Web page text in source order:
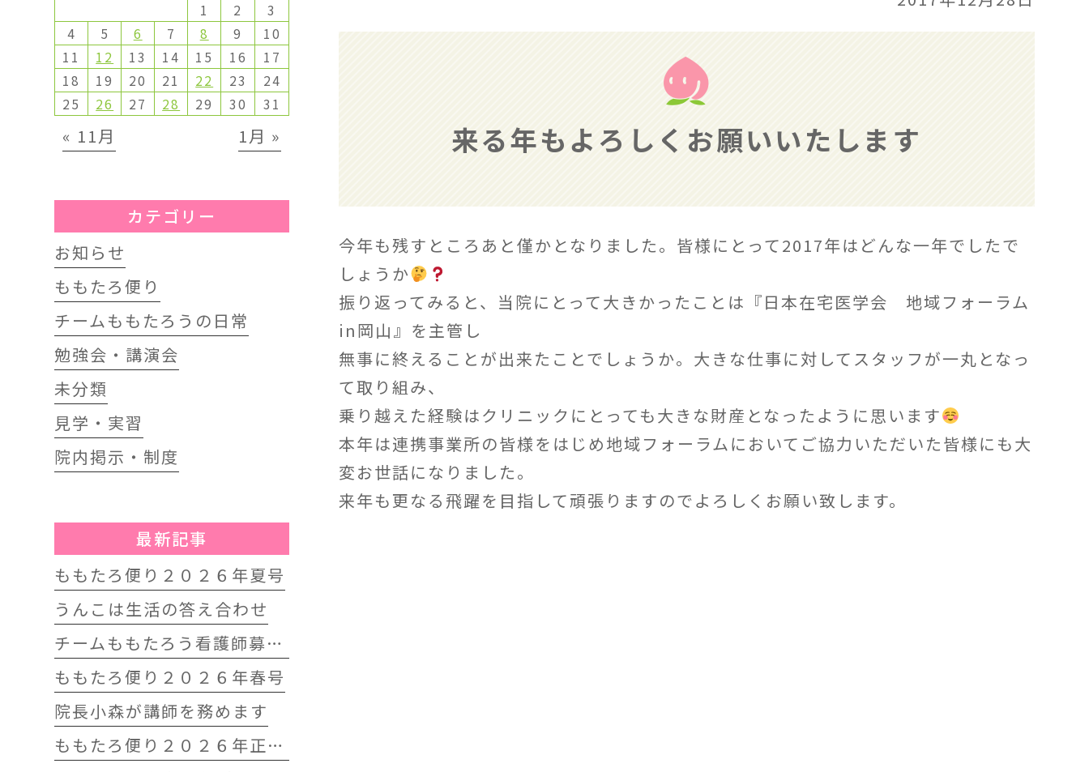
来る年もよろしくお願いいたします
今年も残すところあと僅かとなりました。皆様にとって2017年はどんな一年でしたで
しょうか
振り返ってみると、当院にとって大きかったことは『日本在宅医学会 地域フォーラム
in岡山』を主管し
無事に終えることが出来たことでしょうか。大きな仕事に対してスタッフが一丸となっ
て取り組み、
乗り越えた経験はクリニックにとっても大きな財産となったように思います
本年は連携事業所の皆様をはじめ地域フォーラムにおいてご協力いただいた皆様にも大
変お世話になりました。
来年も更なる飛躍を目指して頑張りますのでよろしくお願い致します。
1 2
3
4
5 6 7 8 9
10
11
12 13 14 15 16
17
18
19 20 21 22 23
24
25
26 27 28 29 30 31
« 11月 1月 »
カテゴリー
お知らせ
ももたろ便り
チームももたろうの日常
勉強会・講演会
未分類
見学・実習
院内掲示・制度
最新記事
ももたろ便り２０２６年夏号
うんこは生活の答え合わせ
チームももたろう看護師募集中
ももたろ便り２０２６年春号
院長小森が講師を務めます
ももたろ便り２０２６年正月号